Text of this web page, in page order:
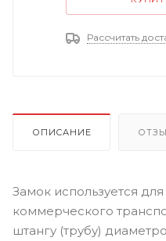
Рассчитать
ОПИСАНИЕ
Замок используется
коммерческого
штангу (трубу)